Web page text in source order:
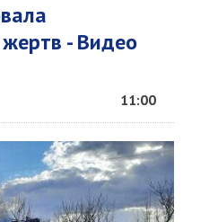
- Видео
11:00